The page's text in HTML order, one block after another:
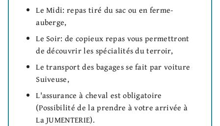
Le Midi: repas tiré du sac ou en ferme-
auberge,
Le Soir: de copieux repas vous permettront
de découvrir les spécialités du terroir,
Le transport des bagages se fait par voiture
Suiveuse,
L'assurance à cheval est obligatoire
(Possibilité de la prendre à votre arrivée à
La JUMENTERIE).